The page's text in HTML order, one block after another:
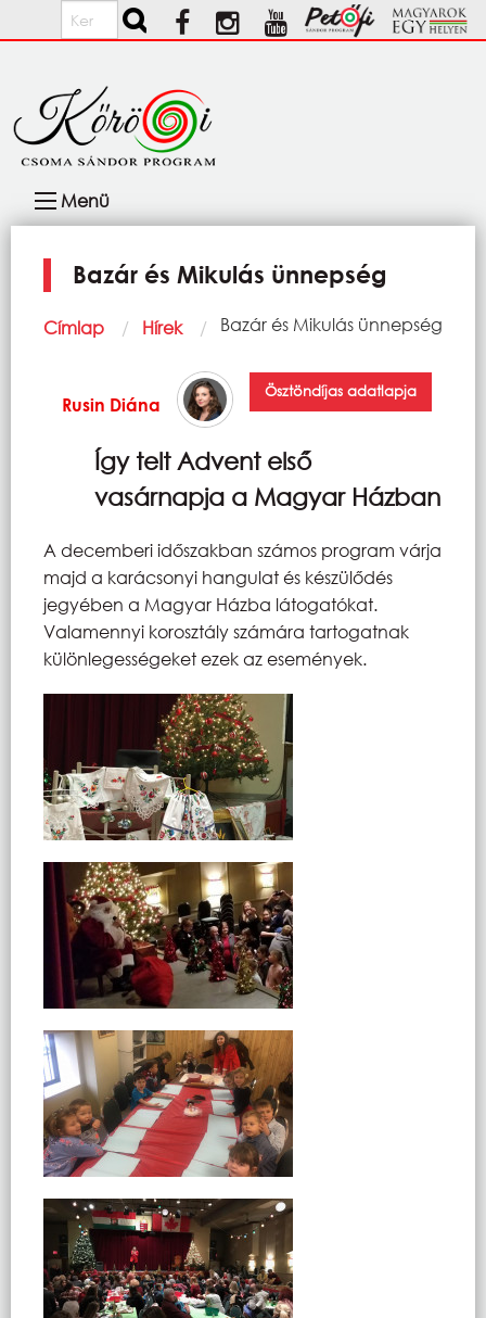
Ugrás a tartalomra
Keresés
navigáció
Menü
Bazár és Mikulás ünnepség
Morzsa
Címlap Hírek Current:
Bazár és Mikulás ünnepség
Rusin Diána
Ösztöndíjas adatlapja
Így telt Advent első
vasárnapja a Magyar Házban
A decemberi időszakban számos program várja
majd a karácsonyi hangulat és készülődés
jegyében a Magyar Házba látogatókat.
Valamennyi korosztály számára tartogatnak
különlegességeket ezek az események.